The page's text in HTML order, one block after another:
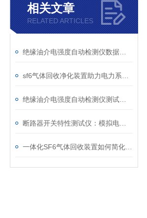
相关文章
RELATED ARTICLES